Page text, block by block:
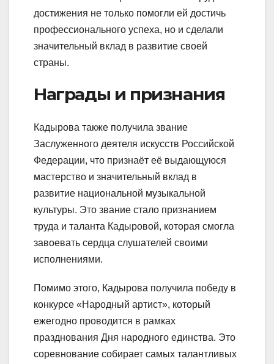
достижения не только помогли ей достичь
профессионального успеха, но и сделали
значительный вклад в развитие своей
страны.
Награды и признания
Кадырова также получила звание
Заслуженного деятеля искусств Российской
Федерации, что признаёт её выдающуюся
мастерство и значительный вклад в
развитие национальной музыкальной
культуры. Это звание стало признанием
труда и таланта Кадыровой, которая смогла
завоевать сердца слушателей своими
исполнениями.
Помимо этого, Кадырова получила победу в
конкурсе «Народный артист», который
ежегодно проводится в рамках
празднования Дня народного единства. Это
соревнование собирает самых талантливых